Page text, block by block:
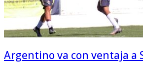
Argentino va con ventaja a